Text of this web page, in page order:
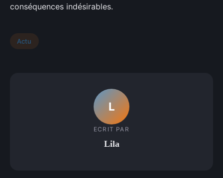
conséquences indésirables.
Actu
L
ECRIT PAR
Lila